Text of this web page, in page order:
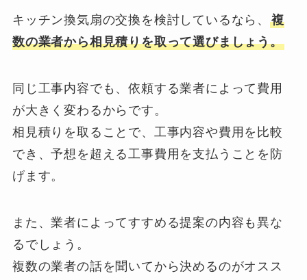
キッチン換気扇の交換を検討しているなら、複
数の業者から相見積りを取って選びましょう。
同じ工事内容でも、依頼する業者によって費用
が大きく変わるからです。
相見積りを取ることで、工事内容や費用を比較
でき、予想を超える工事費用を支払うことを防
げます。
また、業者によってすすめる提案の内容も異な
るでしょう。
複数の業者の話を聞いてから決めるのがオスス